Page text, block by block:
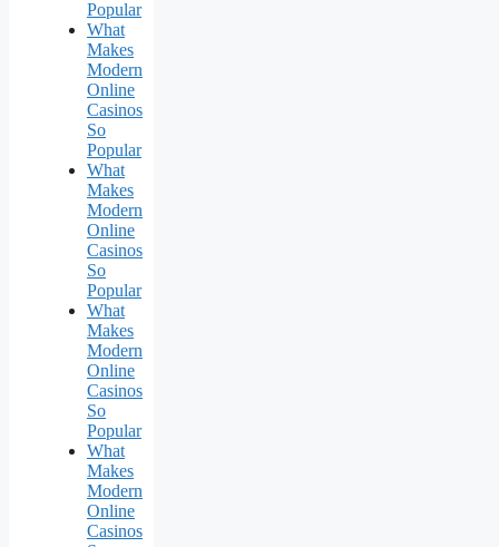
Popular
What
Makes
Modern
Online
Casinos
So
Popular
What
Makes
Modern
Online
Casinos
So
Popular
What
Makes
Modern
Online
Casinos
So
Popular
What
Makes
Modern
Online
Casinos